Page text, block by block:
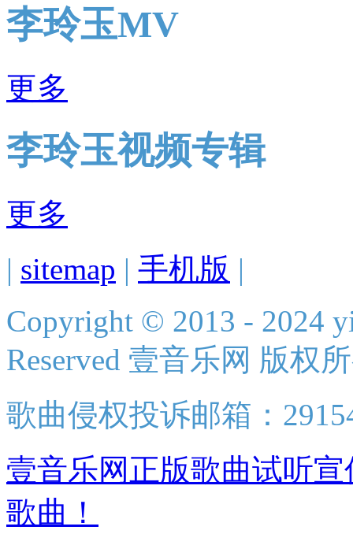
李玲玉MV
更多
李玲玉视频专辑
更多
| sitemap | 手机版 |
Copyright © 2013 - 2024
Reserved 壹音乐网 版权
歌曲侵权投诉邮箱：
壹音乐网正版歌曲试听
歌曲！